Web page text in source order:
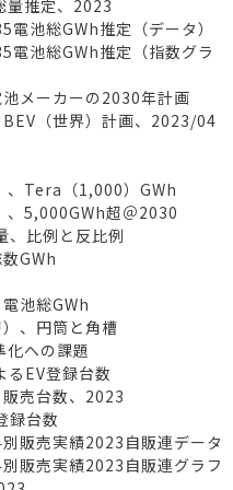
推定、2023
池総GWh推定（データ）
池総GWh推定（指数グラ
メーカーの2030年計画
（世界）計画、2023/04
Tera（1,000）GWh
5,000GWh超＠2030
比例と反比例
GWh
池総GWh
、円筒と角槽
への課題
るEV登録台数
売台数、2023
台数
販売実績2023自販連データ
販売実績2023自販連グラフ